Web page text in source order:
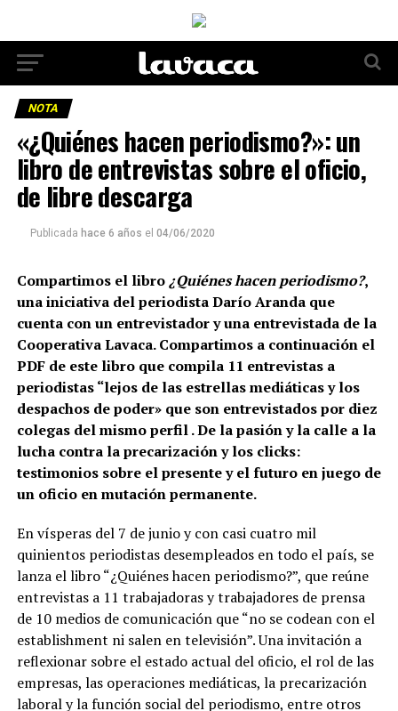
NOTA
«¿Quiénes hacen periodismo?»: un
libro de entrevistas sobre el oficio,
de libre descarga
Publicada hace 6 años el 04/06/2020
Compartimos el libro¿Quiénes hacen periodismo?,
una iniciativa del periodista Darío Aranda que
cuenta con un entrevistador y una entrevistada de la
Cooperativa Lavaca. Compartimos a continuación el
PDF de este libro que compila 11 entrevistas a
periodistas “lejos de las estrellas mediáticas y los
despachos de poder» que son entrevistados por diez
colegas del mismo perfil . De la pasión y la calle a la
lucha contra la precarización y los clicks:
testimonios sobre el presente y el futuro en juego de
un oficio en mutación permanente.
En vísperas del 7 de junio y con casi cuatro mil
quinientos periodistas desempleados en todo el país, se
lanza el libro “¿Quiénes hacen periodismo?”, que reúne
entrevistas a 11 trabajadoras y trabajadores de prensa
de 10 medios de comunicación que “no se codean con el
establishment ni salen en televisión”. Una invitación a
reflexionar sobre el estado actual del oficio, el rol de las
empresas, las operaciones mediáticas, la precarización
laboral y la función social del periodismo, entre otros